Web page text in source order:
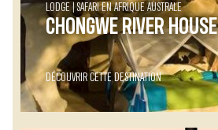
LODGE SAFARI EN AFRIQUE AUSTRALE
CHONGWE RIVER HOUSE
DÉCOUVRIR CETTE DESTINATION